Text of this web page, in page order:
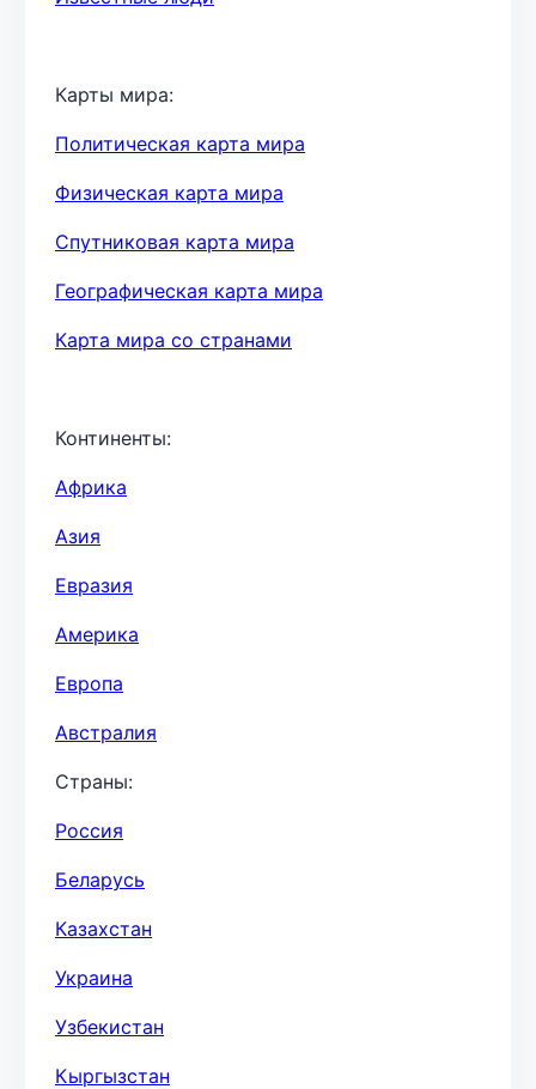
Карты мира:
Политическая карта мира
Физическая карта мира
Спутниковая карта мира
Географическая карта мира
Карта мира со странами
Континенты:
Африка
Азия
Евразия
Америка
Европа
Австралия
Страны:
Россия
Беларусь
Казахстан
Украина
Узбекистан
Кыргызстан